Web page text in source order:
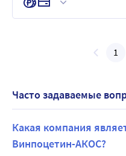
1
Часто задаваемые
Какая компания
Винпоцетин-АКОС?